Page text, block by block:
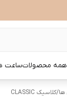
همه محصولاتساعت
ها/کلاسیک CLASSIC